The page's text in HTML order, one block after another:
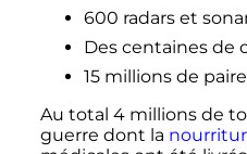
600 radars et
Des centaines de
15 millions de
Au total 4 millions de
guerre dont la